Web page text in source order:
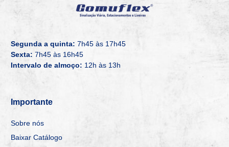
Segunda a quinta: 7h45 às 17h45
Sexta: 7h45 às 16h45
Intervalo de almoço: 12h às 13h
Importante
Sobre nós
Baixar Catálogo